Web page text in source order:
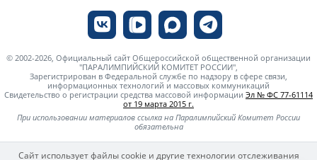
© 2002-2026, Официальный сайт Общероссийской общественной организации
"ПАРАЛИМПИЙСКИЙ КОМИТЕТ РОССИИ",
Зарегистрирован в Федеральной службе по надзору в сфере связи,
информационных технологий и массовых коммуникаций
Свидетельство о регистрации средства массовой информации Эл № ФС 77-61114
от 19 марта 2015 г.
При использовании материалов ссылка на Паралимпийский Комитет России
обязательна
Сайт использует файлы cookie и другие технологии отслеживания